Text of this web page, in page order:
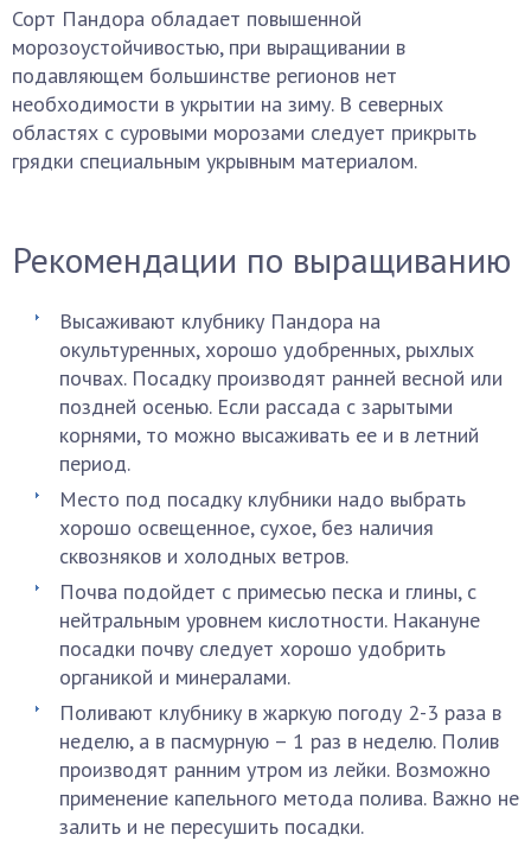
Сорт Пандора обладает повышенной
морозоустойчивостью, при выращивании в
подавляющем большинстве регионов нет
необходимости в укрытии на зиму. В северных
областях с суровыми морозами следует прикрыть
грядки специальным укрывным материалом.
Рекомендации по выращиванию
Высаживают клубнику Пандора на
окультуренных, хорошо удобренных, рыхлых
почвах. Посадку производят ранней весной или
поздней осенью. Если рассада с зарытыми
корнями, то можно высаживать ее и в летний
период.
Место под посадку клубники надо выбрать
хорошо освещенное, сухое, без наличия
сквозняков и холодных ветров.
Почва подойдет с примесью песка и глины, с
нейтральным уровнем кислотности. Накануне
посадки почву следует хорошо удобрить
органикой и минералами.
Поливают клубнику в жаркую погоду 2-3 раза в
неделю, а в пасмурную – 1 раз в неделю. Полив
производят ранним утром из лейки. Возможно
применение капельного метода полива. Важно не
залить и не пересушить посадки.